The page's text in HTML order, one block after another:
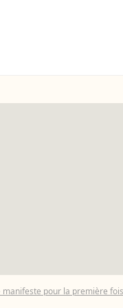
pour la première